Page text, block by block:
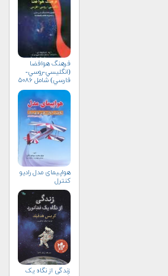
فرهنگ هوافضا
(انگليسي-روسي-
فارسي) شامل ۵۰۸۶
واژه‌ی علمي و فني
هواپيمای مدل راديو
كنترل
زندگی از نگاه یک